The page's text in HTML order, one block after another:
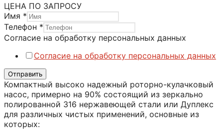
ЦЕНА ПО ЗАПРОСУ
Имя *
Телефон *
Телефон
персональных
Согласие на обработку персональных данных
Согласие на обработку персональных данных
Отправить
Компактный высоко надежный роторно-кулачковый
насос, примерно на 90% состоящий из зеркально
полированной 316 нержавеющей стали или Дуплекс
для различных чистых применений, основные из
которых: